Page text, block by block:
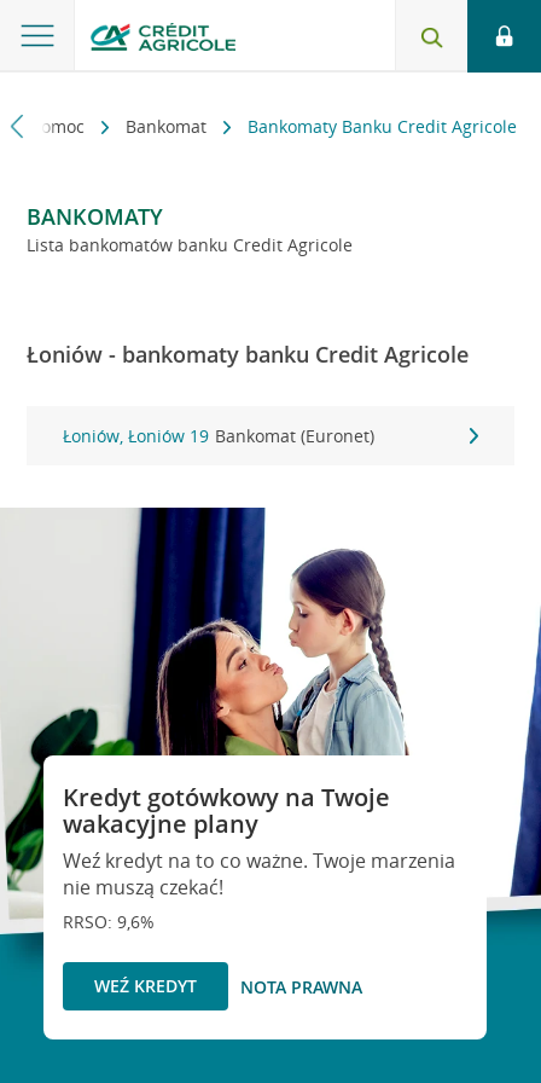
i pomoc Bankomat Bankomaty Banku Credit Agricole
BANKOMATY
Lista bankomatów banku Credit Agricole
Łoniów - bankomaty banku Credit Agricole
Łoniów, Łoniów 19 Bankomat (Euronet)
Kredyt gotówkowy na Twoje
wakacyjne plany
Weź kredyt na to co ważne. Twoje marzenia
nie muszą czekać!
RRSO: 9,6%
WEŹ KREDYT NOTA PRAWNA